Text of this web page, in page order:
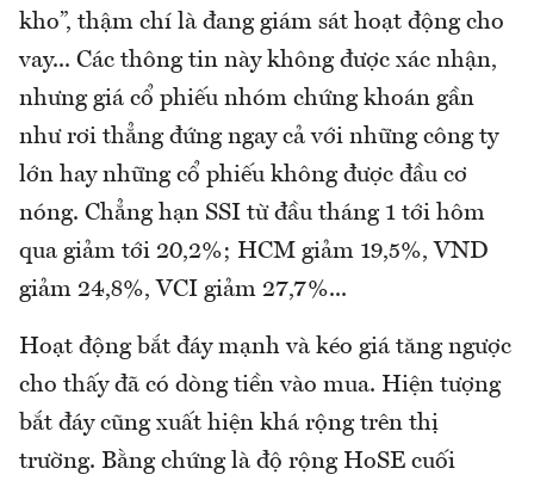
kho”, thậm chí là đang giám sát hoạt động cho
vay... Các thông tin này không được xác nhận,
nhưng giá cổ phiếu nhóm chứng khoán gần
như rơi thẳng đứng ngay cả với những công ty
lớn hay những cổ phiếu không được đầu cơ
nóng. Chẳng hạn SSI từ đầu tháng 1 tới hôm
qua giảm tới 20,2%; HCM giảm 19,5%, VND
giảm 24,8%, VCI giảm 27,7%...
Hoạt động bắt đáy mạnh và kéo giá tăng ngược
cho thấy đã có dòng tiền vào mua. Hiện tượng
bắt đáy cũng xuất hiện khá rộng trên thị
trường. Bằng chứng là độ rộng HoSE cuối